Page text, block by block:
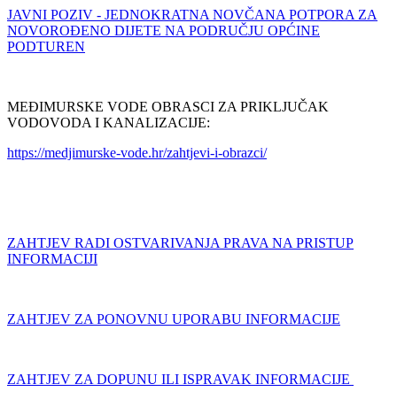
JAVNI POZIV - JEDNOKRATNA NOVČANA POTPORA ZA
NOVOROĐENO DIJETE NA PODRUČJU OPĆINE
PODTUREN
MEĐIMURSKE VODE OBRASCI ZA PRIKLJUČAK
VODOVODA I KANALIZACIJE:
https://medjimurske-vode.hr/zahtjevi-i-obrazci/
ZAHTJEV RADI OSTVARIVANJA PRAVA NA PRISTUP
INFORMACIJI
ZAHTJEV ZA PONOVNU UPORABU INFORMACIJE
ZAHTJEV ZA DOPUNU ILI ISPRAVAK INFORMACIJE